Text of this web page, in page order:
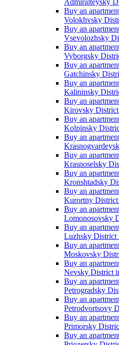
Buy an
Volokhvsky
Buy an
Vsevolozhsky
Buy an
Vyborgsky
Buy an
Gatchinsky
Buy an
Kalininsky
Buy an
Kirovsky District
Buy an
Kolpinsky
Buy an
Buy an
Krasnoselsky
Buy an
Kronshtadsky
Buy an
Kurortny District
Buy an
Lomonosovsky
Buy an
Luzhsky District
Buy an
Moskovsky
Buy an
Nevsky District
Buy an
Petrogradsky
Buy an
Petrodvortsovy
Buy an
Primorsky
Buy an